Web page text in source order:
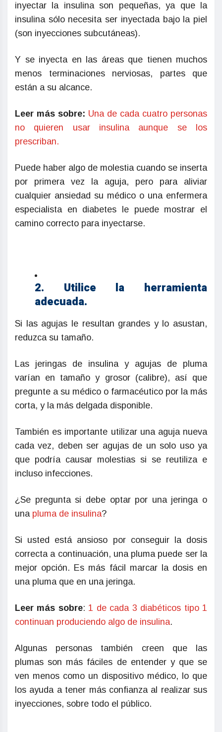
inyectar la insulina son pequeñas, ya que la
insulina sólo necesita ser inyectada bajo la piel
(son inyecciones subcutáneas).
Y se inyecta en las áreas que tienen muchos
menos terminaciones nerviosas, partes que
están a su alcance.
Leer más sobre: Una de cada cuatro personas
no quieren usar insulina aunque se los
prescriban.
Puede haber algo de molestia cuando se inserta
por primera vez la aguja, pero para aliviar
cualquier ansiedad su médico o una enfermera
especialista en diabetes le puede mostrar el
camino correcto para inyectarse.
2. Utilice la herramienta
adecuada.
Si las agujas le resultan grandes y lo asustan,
reduzca su tamaño.
Las jeringas de insulina y agujas de pluma
varían en tamaño y grosor (calibre), así que
pregunte a su médico o farmacéutico por la más
corta, y la más delgada disponible.
También es importante utilizar una aguja nueva
cada vez, deben ser agujas de un solo uso ya
que podría causar molestias si se reutiliza e
incluso infecciones.
¿Se pregunta si debe optar por una jeringa o
una pluma de insulina?
Si usted está ansioso por conseguir la dosis
correcta a continuación, una pluma puede ser la
mejor opción. Es más fácil marcar la dosis en
una pluma que en una jeringa.
Leer más sobre: 1 de cada 3 diabéticos tipo 1
continuan produciendo algo de insulina.
Algunas personas también creen que las
plumas son más fáciles de entender y que se
ven menos como un dispositivo médico, lo que
los ayuda a tener más confianza al realizar sus
inyecciones, sobre todo el público.